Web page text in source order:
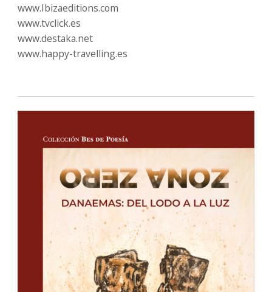
www.Ibizaeditions.com
www.tvclick.es
www.destaka.net
www.happy-travelling.es